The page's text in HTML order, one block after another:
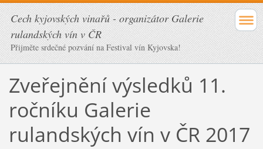
Cech kyjovských vinařů - organizátor Galerie
rulandských vín v ČR
Přijměte srdečné pozvání na Festival vín Kyjovska!
Zveřejnění výsledků 11.
ročníku Galerie
rulandských vín v ČR 2017